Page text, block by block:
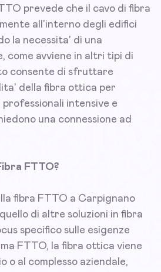
prevede che il cavo di fibra
all'interno degli edifici
la necessita' di una
come avviene in altri tipi di
consente di sfruttare
della fibra ottica per
intensive e
una connessione ad
FTTO?
fibra FTTO a Carpignano
di altre soluzioni in fibra
specifico sulle esigenze
FTTO, la fibra ottica viene
o al complesso aziendale,